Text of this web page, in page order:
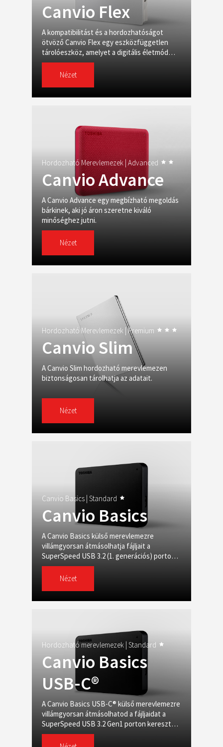
Canvio Flex
A kompatibilitást és a hordozhatóságot
ötvöző Canvio Flex egy eszközfüggetlen
tárolóeszköz, amelyet a digitális életmód
igényeire szabtunk.
Nézet
Hordozható Merevlemezek |Advanced
Canvio Advance
A Canvio Advance egy megbízható megoldás
bárkinek, aki jó áron szeretne kiváló
minőséghez jutni.
Nézet
Hordozható Merevlemezek |Premium
Canvio Slim
A Canvio Slim hordozható merevlemezen
biztonságosan tárolhatja az adatait.
Nézet
Canvio Basics | Standard
Canvio Basics
A Canvio Basics külső merevlemezre
villámgyorsan átmásolhatja fájljait a
SuperSpeed USB 3.2 (1. generációs) porton
keresztül, és akár 4 TB-nyi adatot is tárolhat
Nézet
Hordozható merevlemezek | Standard
Canvio Basics
USB-C®
A Canvio Basics USB-C® külső merevlemezre
villámgyorsan átmásolhatod a fájljaidat a
SuperSpeed USB 3.2 Gen1 porton keresztül,
és akár 4 TB-nyi adatot is tárolhatsz rajta.